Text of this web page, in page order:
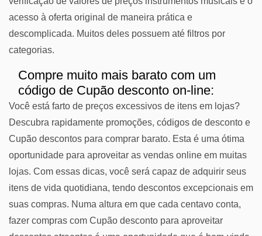
acesso à oferta original de maneira prática e
descomplicada. Muitos deles possuem até filtros por
categorias.
Compre muito mais barato com um
código de Cupão desconto on-line:
Você está farto de preços excessivos de itens em lojas?
Descubra rapidamente promoções, códigos de desconto e
Cupão descontos para comprar barato. Esta é uma ótima
oportunidade para aproveitar as vendas online em muitas
lojas. Com essas dicas, você será capaz de adquirir seus
itens de vida quotidiana, tendo descontos excepcionais em
suas compras. Numa altura em que cada centavo conta,
fazer compras com Cupão desconto para aproveitar